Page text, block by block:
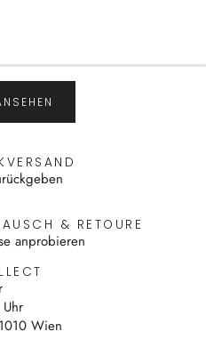
& RETOURE
anprobieren
Wien